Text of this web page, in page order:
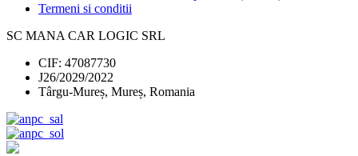
Termeni si conditii
SC MANA CAR LOGIC SRL
CIF: 47087730
J26/2029/2022
Târgu-Mureș, Mureș, Romania